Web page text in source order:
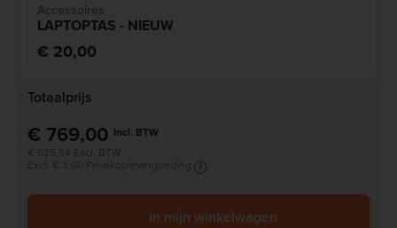
Accessoires
LAPTOPTAS - NIEUW
€ 20,00
Totaalprijs
€ 769,00 Incl. BTW
€ 635,54 Excl. BTW
Excl. € 3,00 Privékopievergoeding
In mijn winkelwagen